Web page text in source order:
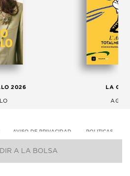
A LA BOLSA
2026 LA
AVISO DE PRIVACIDAD POLITICAS